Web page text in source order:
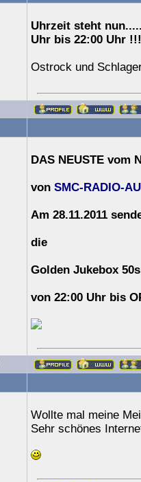
Uhrzeit steht
Uhr bis 22:00 Uhr
Ostrock und
DAS NEUSTE vom
von SMC-RADIO-
Am 28.11.2011
die
Golden Jukebox
von 22:00 Uhr bis
Wollte mal meine
Sehr schönes